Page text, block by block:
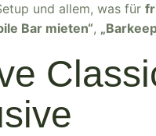
und allem, was für
Bar mieten“,